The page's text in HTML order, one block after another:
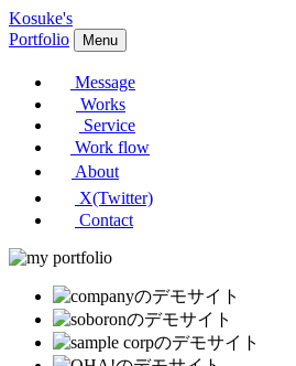
Kosuke's
Portfolio
Menu
Message
Works
Service
Work flow
About
X(Twitter)
Contact